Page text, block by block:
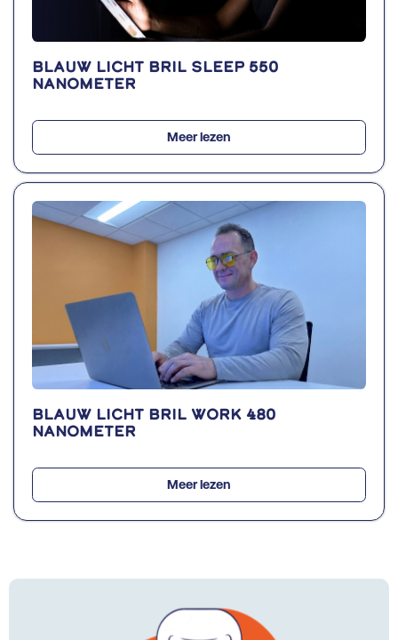
Blauw licht bril SLEEP 550
nanometer
Meer lezen
Blauw licht bril WORK 480
nanometer
Meer lezen